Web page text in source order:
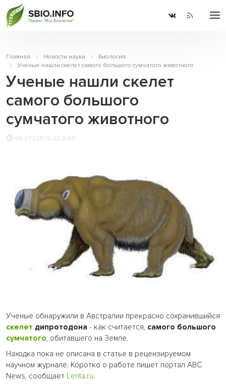
Главная Новости науки
Биология
Ученые нашли скелет самого большого сумчатого животного
Ученые нашли скелет
самого большого
сумчатого животного
06.07.2011 19:22 0.00
Ученые обнаружили в Австралии прекрасно сохранившийся
скелет дипротодона - как считается, самого большого
сумчатого, обитавшего на Земле.
Находка пока не описана в статье в рецензируемом
научном журнале. Коротко о работе пишет портал ABC
News, сообщает Lenta.ru.